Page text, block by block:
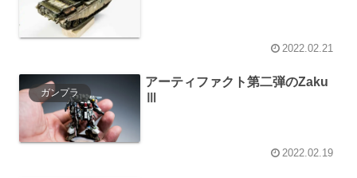
2022.02.21
ガンプラ
アーティファクト第二弾のZaku
2022.02.19